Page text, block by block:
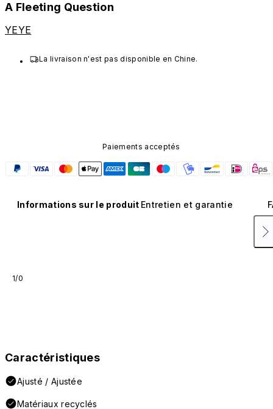
A Fleeting Question
YEYE
La livraison n'est pas disponible en Chine.
Paiements acceptés
Informations sur le produit Entretien et garantie
1/0
Caractéristiques
Ajusté / Ajustée
Matériaux recyclés